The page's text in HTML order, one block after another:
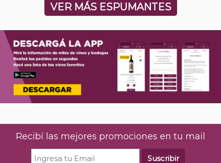
VER MÁS ESPUMANTES
Recibí las mejores promociones en tu mail
Suscribir